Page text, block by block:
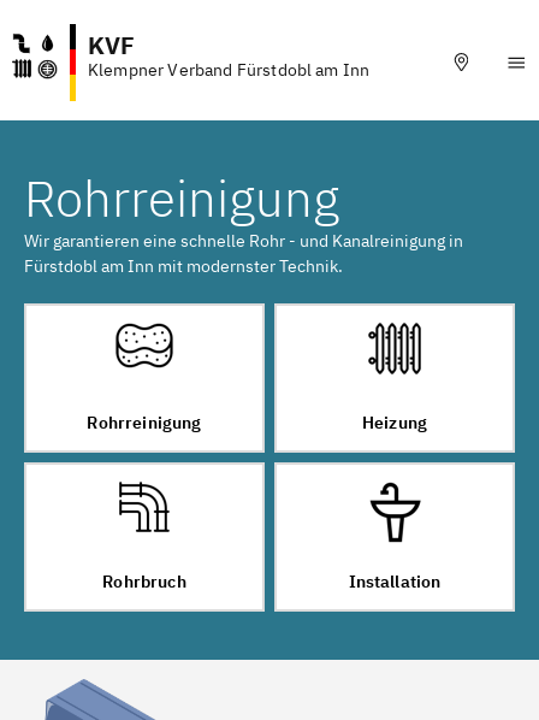
KVF
Klempner Verband Fürstdobl am Inn
Rohrreinigung
Wir garantieren eine schnelle Rohr - und Kanalreinigung in
Fürstdobl am Inn mit modernster Technik.
Rohrreinigung Heizung
Rohrbruch Installation